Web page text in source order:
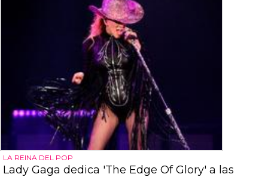
LA REINA DEL POP
Lady Gaga dedica 'The Edge Of Glory' a las